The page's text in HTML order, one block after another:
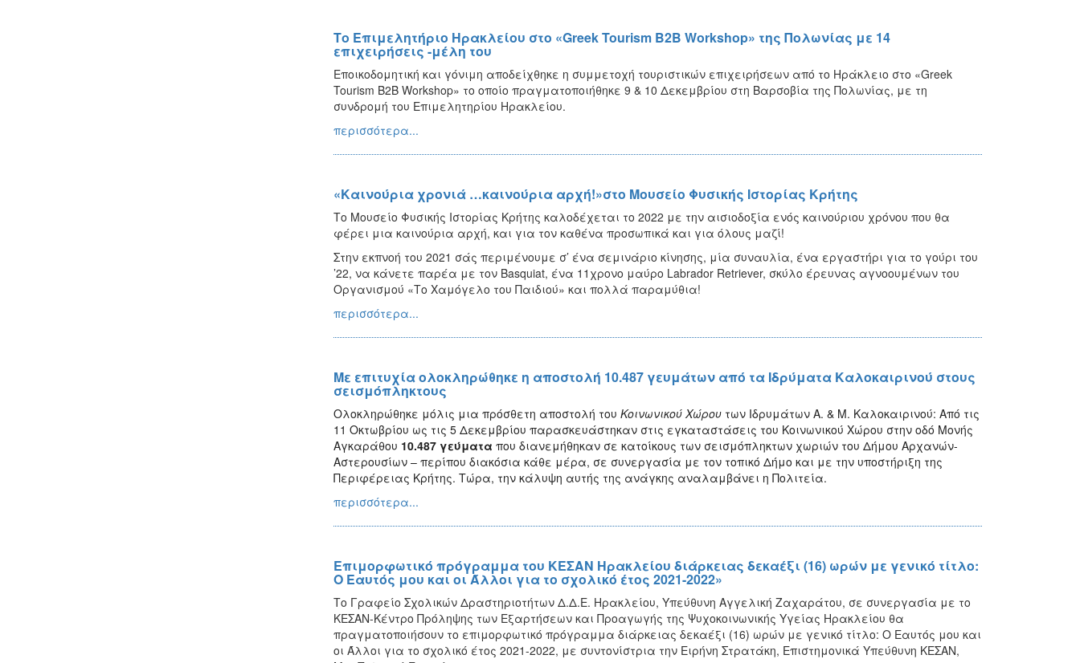
Το Επιμελητήριο Ηρακλείου στο «Greek Tourism B2B Workshop» της Πολωνίας με 14
επιχειρήσεις -μέλη του
Εποικοδομητική και γόνιμη αποδείχθηκε η συμμετοχή τουριστικών επιχειρήσεων από το Ηράκλειο στο «Greek
Tourism B2B Workshop» το οποίο πραγματοποιήθηκε 9 & 10 Δεκεμβρίου στη Βαρσοβία της Πολωνίας, με τη
συνδρομή του Επιμελητηρίου Ηρακλείου.
περισσότερα...
«Καινούρια χρονιά …καινούρια αρχή!»στο Μουσείο Φυσικής Ιστορίας Κρήτης
Το Μουσείο Φυσικής Ιστορίας Κρήτης καλοδέχεται το 2022 με την αισιοδοξία ενός καινούριου χρόνου που θα
φέρει μια καινούρια αρχή, και για τον καθένα προσωπικά και για όλους μαζί!
Στην εκπνοή του 2021 σάς περιμένουμε σ’ ένα σεμινάριο κίνησης, μία συναυλία, ένα εργαστήρι για το γούρι του
’22, να κάνετε παρέα με τον Basquiat, ένα 11χρονο μαύρο Labrador Retriever, σκύλο έρευνας αγνοουμένων του
Οργανισμού «Το Χαμόγελο του Παιδιού» και πολλά παραμύθια!
περισσότερα...
Με επιτυχία ολοκληρώθηκε η αποστολή 10.487 γευμάτων από τα Ιδρύματα Καλοκαιρινού στους
σεισμόπληκτους
Ολοκληρώθηκε μόλις μια πρόσθετη αποστολή του Κοινωνικού Χώρουτων Ιδρυμάτων Α. & Μ. Καλοκαιρινού: Από τις
11 Οκτωβρίου ως τις 5 Δεκεμβρίου παρασκευάστηκαν στις εγκαταστάσεις του Κοινωνικού Χώρου στην οδό Μονής
Αγκαράθου 10.487 γεύματα που διανεμήθηκαν σε κατοίκους των σεισμόπληκτων χωριών του Δήμου Αρχανών-
Αστερουσίων – περίπου διακόσια κάθε μέρα, σε συνεργασία με τον τοπικό Δήμο και με την υποστήριξη της
Περιφέρειας Κρήτης. Τώρα, την κάλυψη αυτής της ανάγκης αναλαμβάνει η Πολιτεία.
περισσότερα...
Επιμορφωτικό πρόγραμμα του ΚΕΣΑΝ Ηρακλείου διάρκειας δεκαέξι (16) ωρών με γενικό τίτλο:
Ο Εαυτός μου και οι Άλλοι για το σχολικό έτος 2021-2022»
Το Γραφείο Σχολικών Δραστηριοτήτων Δ.Δ.Ε. Ηρακλείου, Υπεύθυνη Αγγελική Ζαχαράτου, σε συνεργασία με το
ΚΕΣΑΝ-Κέντρο Πρόληψης των Εξαρτήσεων και Προαγωγής της Ψυχοκοινωνικής Υγείας Ηρακλείου θα
πραγματοποιήσουν το επιμορφωτικό πρόγραμμα διάρκειας δεκαέξι (16) ωρών με γενικό τίτλο: Ο Εαυτός μου και
οι Άλλοι για το σχολικό έτος 2021-2022, με συντονίστρια την Ειρήνη Στρατάκη, Επιστημονικά Υπεύθυνη ΚΕΣΑΝ,